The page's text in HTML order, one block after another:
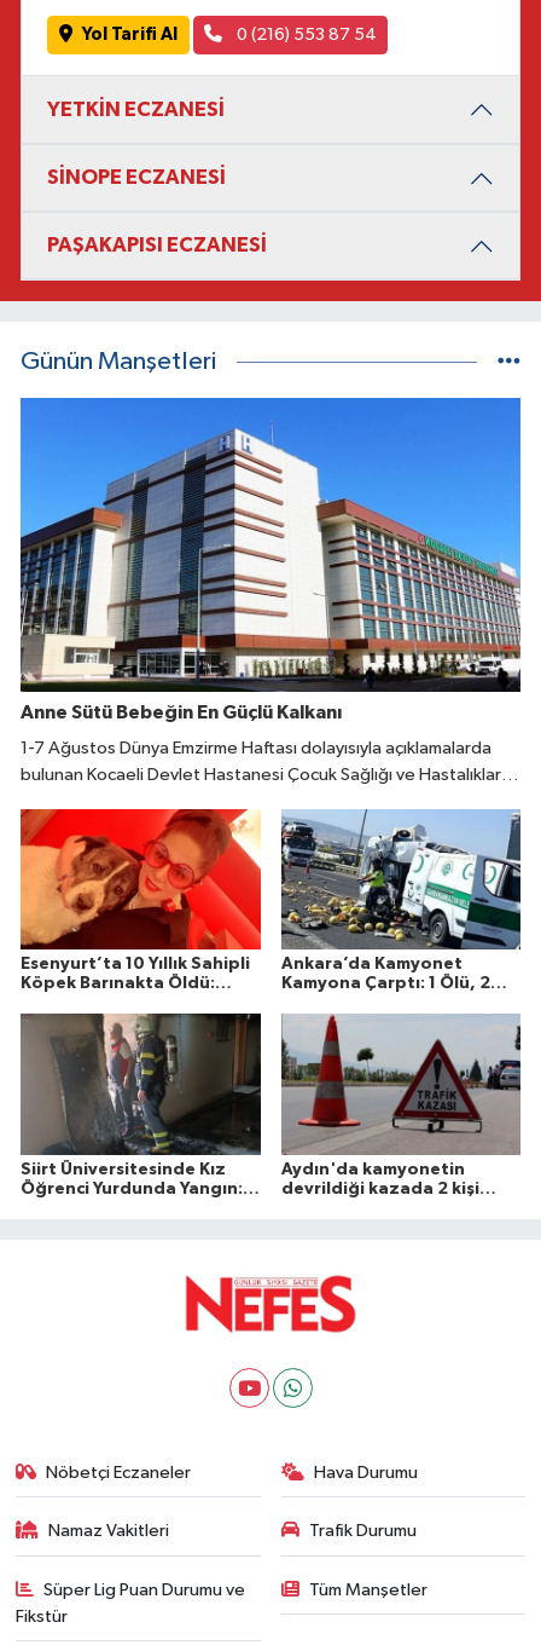
Yol Tarifi Al 0 (216) 553 87 54
YETKİN ECZANESİ
SİNOPE ECZANESİ
PAŞAKAPISI ECZANESİ
Günün Manşetleri
Anne Sütü Bebeğin En Güçlü Kalkanı
1-7 Ağustos Dünya Emzirme Haftası dolayısıyla açıklamalarda
bulunan Kocaeli Devlet Hastanesi Çocuk Sağlığı ve Hastalıkları
içinde emzirmeye başlanmasının büyük önem taşıdığını belirtti.
Esenyurt’ta 10 Yıllık Sahipli
Köpek Barınakta Öldü:
Soruşturma Talebi
Ankara’da Kamyonet
Kamyona Çarptı: 1 Ölü, 2
Siirt Üniversitesinde Kız
Öğrenci Yurdunda Yangın: 1
Aydın'da kamyonetin
devrildiği kazada 2 kişi
Nöbetçi Eczaneler Hava Durumu
Namaz Vakitleri Trafik Durumu
Süper Lig Puan Durumu ve
Fikstür
Tüm Manşetler